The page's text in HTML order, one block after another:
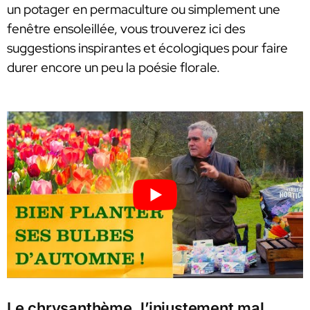
un potager en permaculture ou simplement une
fenêtre ensoleillée, vous trouverez ici des
suggestions inspirantes et écologiques pour faire
durer encore un peu la poésie florale.